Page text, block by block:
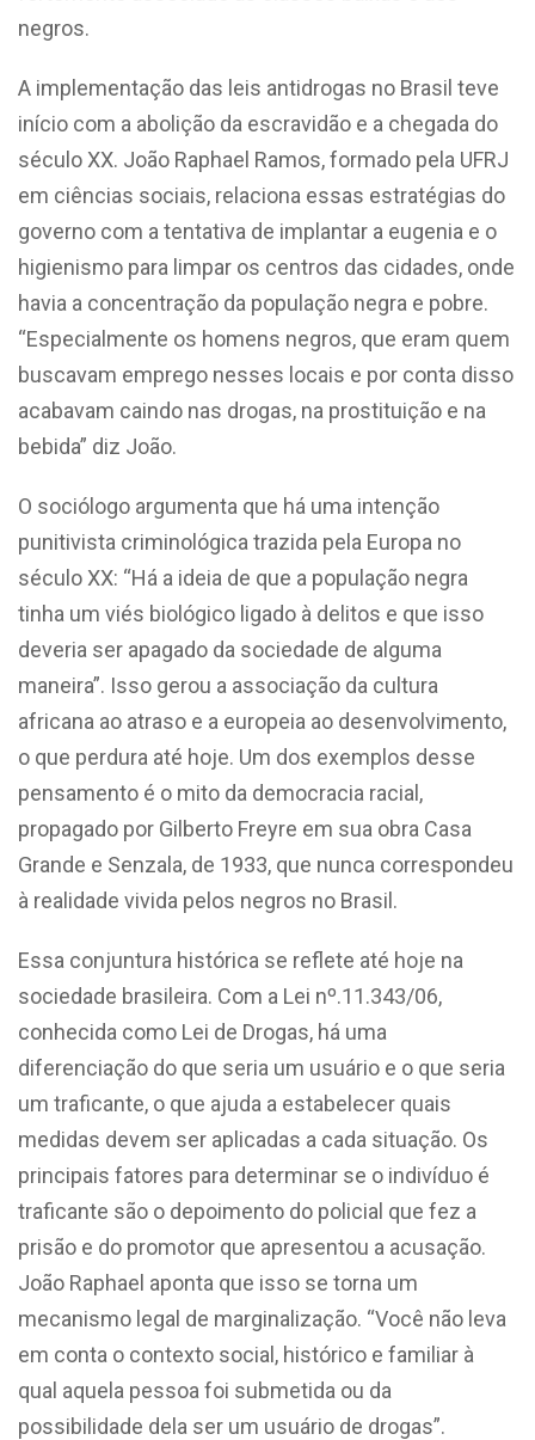
negros.
A implementação das leis antidrogas no Brasil teve
início com a abolição da escravidão e a chegada do
século XX. João Raphael Ramos, formado pela UFRJ
em ciências sociais, relaciona essas estratégias do
governo com a tentativa de implantar a eugenia e o
higienismo para limpar os centros das cidades, onde
havia a concentração da população negra e pobre.
“Especialmente os homens negros, que eram quem
buscavam emprego nesses locais e por conta disso
acabavam caindo nas drogas, na prostituição e na
bebida” diz João.
O sociólogo argumenta que há uma intenção
punitivista criminológica trazida pela Europa no
século XX: “Há a ideia de que a população negra
tinha um viés biológico ligado à delitos e que isso
deveria ser apagado da sociedade de alguma
maneira”. Isso gerou a associação da cultura
africana ao atraso e a europeia ao desenvolvimento,
o que perdura até hoje. Um dos exemplos desse
pensamento é o mito da democracia racial,
propagado por Gilberto Freyre em sua obra Casa
Grande e Senzala, de 1933, que nunca correspondeu
à realidade vivida pelos negros no Brasil.
Essa conjuntura histórica se reflete até hoje na
sociedade brasileira. Com a Lei nº.11.343/06,
conhecida como Lei de Drogas, há uma
diferenciação do que seria um usuário e o que seria
um traficante, o que ajuda a estabelecer quais
medidas devem ser aplicadas a cada situação. Os
principais fatores para determinar se o indivíduo é
traficante são o depoimento do policial que fez a
prisão e do promotor que apresentou a acusação.
João Raphael aponta que isso se torna um
mecanismo legal de marginalização. “Você não leva
em conta o contexto social, histórico e familiar à
qual aquela pessoa foi submetida ou da
possibilidade dela ser um usuário de drogas”.